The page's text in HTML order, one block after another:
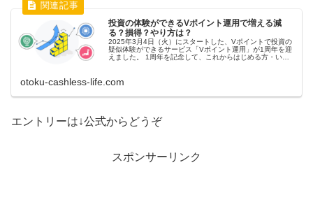
投資の体験ができるVポイント運用で増える減
る？損得？やり方は？
2025年3月4日（火）にスタートした、Vポイントで投資の
疑似体験ができるサービス「Vポイント運用」が1周年を迎
えました。 1周年を記念して、これからはじめる方・いつ
otoku-cashless-life.com
エントリーは↓公式からどうぞ
スポンサーリンク